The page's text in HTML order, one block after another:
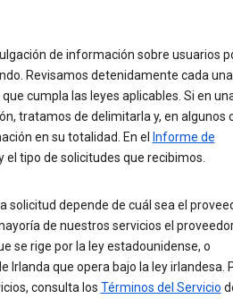
de información sobre usuarios
Revisamos detenidamente cada
cumpla las leyes aplicables. Si en
tratamos de delimitarla y, en algunos
en su totalidad. En el
Informe de
el tipo de solicitudes que recibimos.
solicitud depende de cuál sea el
de nuestros servicios el
se rige por la ley estadounidense, o
Irlanda que opera bajo la ley irlandesa.
consulta los Términos del Servicio